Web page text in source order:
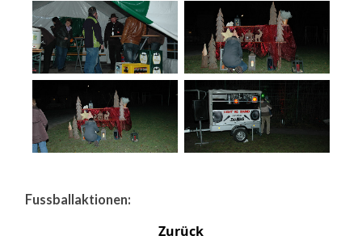
Fussballaktionen:
Zurück